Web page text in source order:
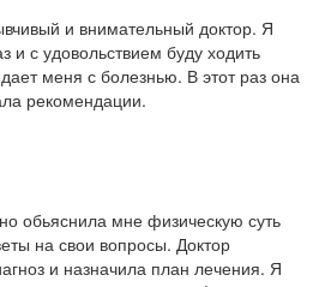
и внимательный доктор. Я
и с удовольствием буду ходить
меня с болезнью. В этот раз она
рекомендации.
обьяснила мне физическую суть
на свои вопросы. Доктор
и назначила план лечения. Я